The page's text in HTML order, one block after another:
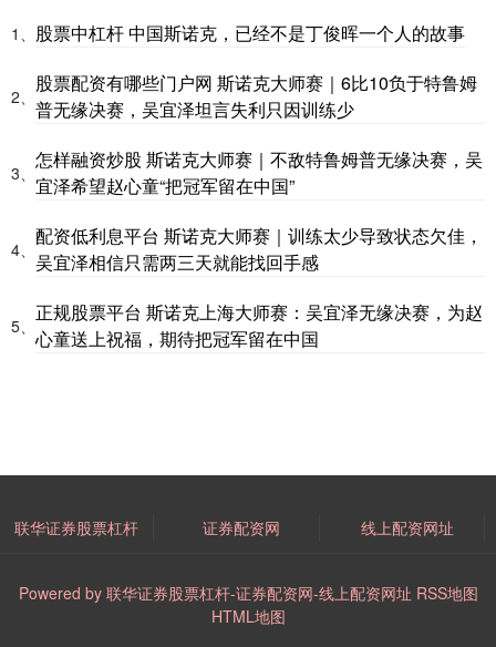
1、 股票中杠杆 中国斯诺克，已经不是丁俊晖一个人的故事
2、
股票配资有哪些门户网 斯诺克大师赛｜6比10负于特鲁姆
普无缘决赛，吴宜泽坦言失利只因训练少
3、
怎样融资炒股 斯诺克大师赛｜不敌特鲁姆普无缘决赛，吴
宜泽希望赵心童“把冠军留在中国”
4、
配资低利息平台 斯诺克大师赛｜训练太少导致状态欠佳，
吴宜泽相信只需两三天就能找回手感
5、
正规股票平台 斯诺克上海大师赛：吴宜泽无缘决赛，为赵
心童送上祝福，期待把冠军留在中国
联华证券股票杠杆 证券配资网 线上配资网址
Powered by 联华证券股票杠杆-证券配资网-线上配资网址 RSS地图
HTML地图